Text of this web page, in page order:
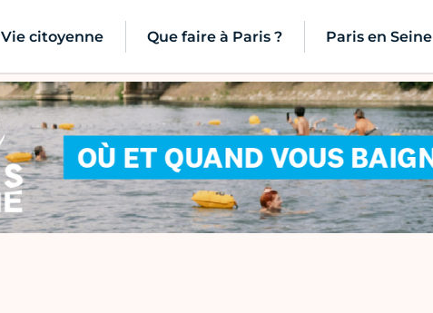
Vie citoyenne Que faire à Paris ? Paris en Seine